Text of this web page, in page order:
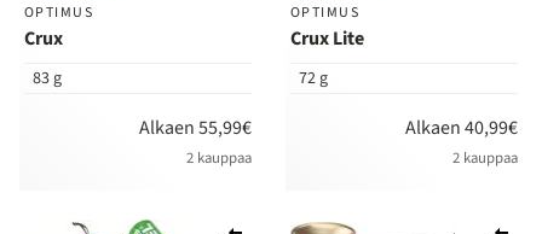
OPTIMUS
Crux
83 g
Alkaen 55,99€
2 kauppaa
OPTIMUS
Crux Lite
72 g
Alkaen 40,99€
2 kauppaa